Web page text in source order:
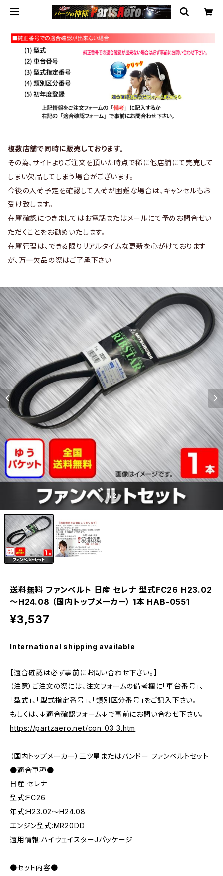
複数店舗で同時に販売しております。
その為、サイトよりご注文を頂いた時点で稀に他店舗にて完売して
しまい欠品してしまう場合がございます。
今後の入荷予定を確認して入荷が困難な場合は、キャンセルもお
受け致します。
在庫確認につきましてはお電話またはメールにて予めお問合せい
ただくことをお勧めいたします。
在庫管理は、できる限りリアルタイムな更新を心がけております
が、万一欠品の際はご了承下さい
1/2
送料無料 ファンベルト 日産 セレナ 型式FC26 H23.02
～H24.08 （国内トップメーカー） 1本 HAB-0551
¥3,537
International shipping available
【適合確認は必ず事前にお問い合わせ下さい。】
（注意）ご注文の際には、注文フォームの備考欄に「車台番号」、
「型式」、「型式指定番号」、「類別区分番号」をご記入下さい。
もしくは、↓適合確認フォーム↓で事前にお問い合わせ下さい。
https://partzaero.net/con_03_3.htm
（国内トップメーカー）三ツ星またはバンドー ファンベルトセット
●適合車種●
日産 セレナ
型式:FC26
年式:H23.02～H24.08
エンジン型式:MR20DD
適用情報:ハイウェイスターJパッケージ
●セット内容●